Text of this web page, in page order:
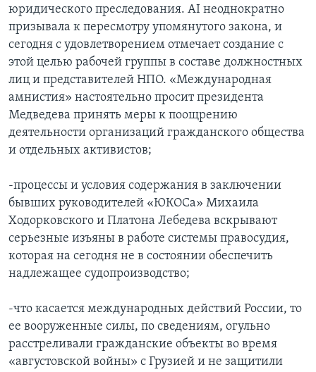
юридического преследования. AI неоднократно
призывала к пересмотру упомянутого закона, и
сегодня с удовлетворением отмечает создание с
этой целью рабочей группы в составе должностных
лиц и представителей НПО. «Международная
амнистия» настоятельно просит президента
Медведева принять меры к поощрению
деятельности организаций гражданского общества
и отдельных активистов;
-процессы и условия содержания в заключении
бывших руководителей «ЮКОСа» Михаила
Ходорковского и Платона Лебедева вскрывают
серьезные изъяны в работе системы правосудия,
которая на сегодня не в состоянии обеспечить
надлежащее судопроизводство;
-что касается международных действий России, то
ее вооруженные силы, по сведениям, огульно
расстреливали гражданские объекты во время
«августовской войны» с Грузией и не защитили